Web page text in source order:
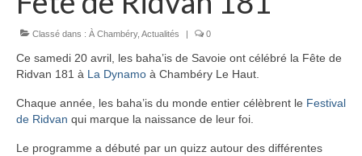
Classé dans : À Chambéry, Actualités | 0
Ce samedi 20 avril, les baha’is de Savoie ont célébré la Fête de
Ridvan 181 à La Dynamo à Chambéry Le Haut.
Chaque année, les baha’is du monde entier célèbrent le Festival
de Ridvan qui marque la naissance de leur foi.
Le programme a débuté par un quizz autour des différentes